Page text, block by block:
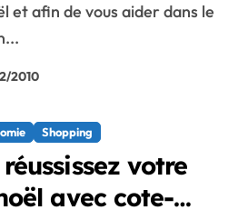
2010
Shopping
votre
avec cote-